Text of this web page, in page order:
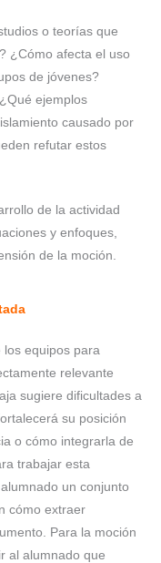
o teorías que
¿Cómo afecta el uso
de jóvenes?
ejemplos
causado por
refutar estos
de la actividad
y enfoques,
de la moción.
los equipos para
relevante
sugiere dificultades a
su posición
o cómo integrarla de
trabajar esta
un conjunto
cómo extraer
Para la moción
al alumnado que